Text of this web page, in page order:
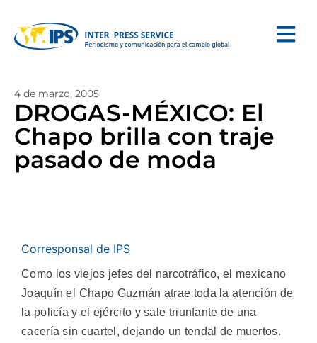
4 de marzo, 2005
DROGAS-MÉXICO: El
Chapo brilla con traje
pasado de moda
Corresponsal de IPS
Como los viejos jefes del narcotráfico, el mexicano
Joaquín el Chapo Guzmán atrae toda la atención de
la policía y el ejército y sale triunfante de una
cacería sin cuartel, dejando un tendal de muertos.